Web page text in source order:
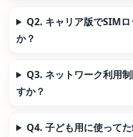
Q2. キャリア版でSIM
か？
Q3. ネットワーク利用
すか？
Q4. 子ども用に使って